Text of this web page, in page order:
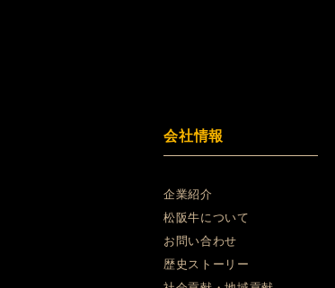
会社情報
企業紹介
松阪牛について
お問い合わせ
歴史ストーリー